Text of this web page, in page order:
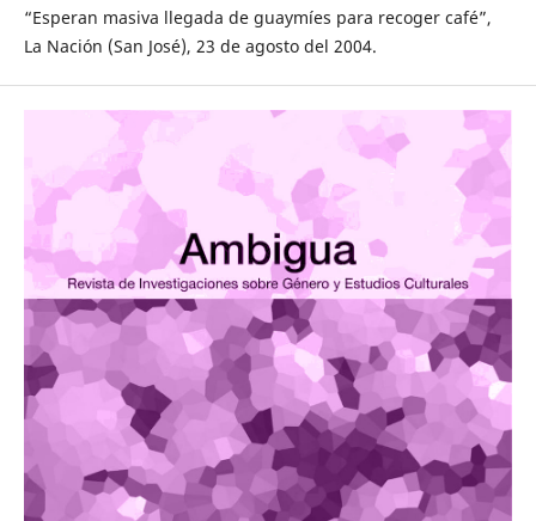
“Esperan masiva llegada de guaymíes para recoger café”,
La Nación (San José), 23 de agosto del 2004.